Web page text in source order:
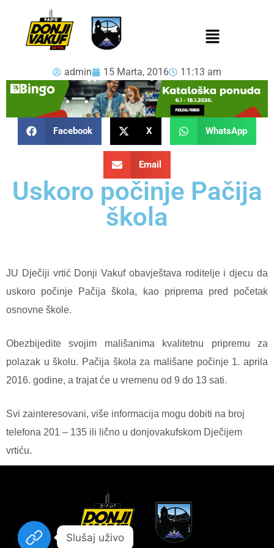
admin 15 Marta, 2016 11:13 am
Facebook X WhatsApp
Email
Uskoro počinje Pačija
škola
JU Dječiji vrtić Donji Vakuf obavještava roditelje i djecu da
uskoro počinje Pačija škola, kao priprema pred početak
osnovne škole.
Obezbijedite svojim mališanima kvalitetnu pripremu za
polazak u školu. Pačija škola za mališane počinje 1. aprila
2016. godine, a trajat će u vremenu od 9 do 13 sati.
Svi zainteresovani, više informacija mogu dobiti na broj
telefona 201 – 135 ili lično u donjovakufskom Dječijem
vrtiću.
Slušaj uživo